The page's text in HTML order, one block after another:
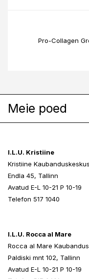
Pro-Collagen
Meie poed
I.L.U. Kristiine
Kristiine Kaubanduskeskus
Endla 45, Tallinn
Avatud E-L 10-21 P 10-19
Telefon 517 1040
I.L.U. Rocca al Mare
Rocca al Mare
Paldiski mnt 102, Tallinn
Avatud E-L 10-21 P 10-19